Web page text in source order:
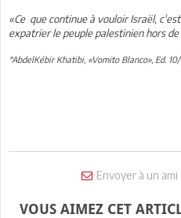
«Ce que continue à vouloir Israël,
expatrier le peuple palestinien hors
*AbdelKébir Khatibi, «Vomito Blanco», Ed. 10/
Envoyer à un ami
VOUS AIMEZ CET